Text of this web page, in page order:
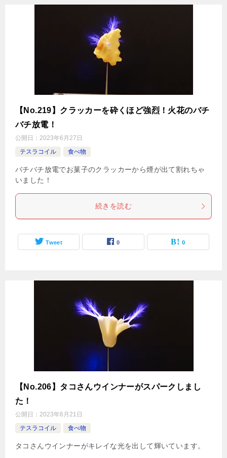
【No.219】クラッカーを砕くほど強烈！火花のバチ
バチ放電！
公開日： 2023年6月27日
テスラコイル
食べ物
バチバチ放電でお菓子のクラッカーから煙が出て割れちゃ
いました！
続きを読む
Tweet 0 0
【No.206】タコさんウインナーがスパークしまし
た！
公開日： 2023年6月21日
テスラコイル
食べ物
タコさんウインナーがキレイな光を出して輝いています。